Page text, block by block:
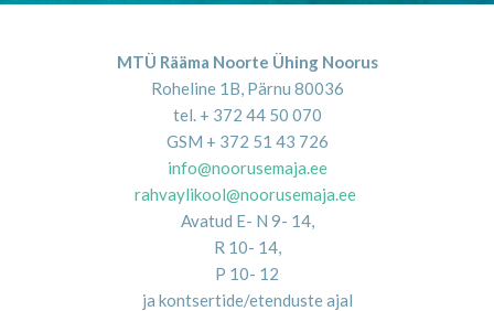
MTÜ Rääma Noorte Ühing Noorus
Roheline 1B, Pärnu 80036
tel. + 372 44 50 070
GSM + 372 51 43 726
info@noorusemaja.ee
rahvaylikool@noorusemaja.ee
Avatud E- N 9- 14,
R 10- 14,
P 10- 12
ja kontsertide/etenduste ajal